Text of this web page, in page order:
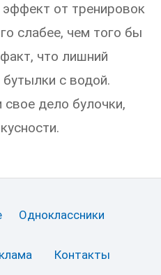
от тренировок
слабее, чем того бы
что лишний
с водой.
дело булочки,
Одноклассники
Контакты